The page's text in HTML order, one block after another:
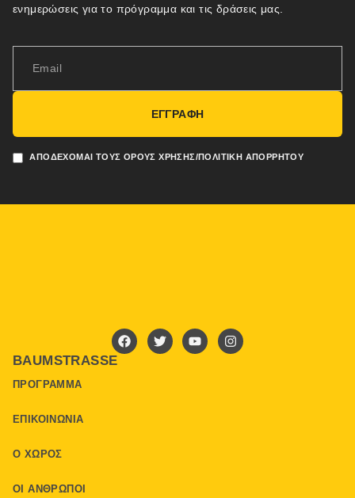
ενημερώσεις για το πρόγραμμα και τις δράσεις μας.
ΑΠΟΔΈΧΟΜΑΙ ΤΟΥΣ ΌΡΟΥΣ ΧΡΉΣΗΣ/ΠΟΛΙΤΙΚΉ ΑΠΟΡΡΉΤΟΥ
ΕΓΓΡΑΦΗ
BAUMSTRASSE
ΠΡΌΓΡΑΜΜΑ
ΕΠΙΚΟΙΝΩΝΊΑ
Ο ΧΏΡΟΣ
ΟΙ ΆΝΘΡΩΠΟΙ